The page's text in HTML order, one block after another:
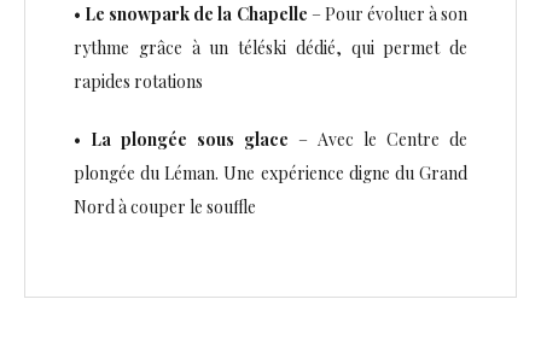
• Le snowpark de la Chapelle – Pour évoluer à son
rythme grâce à un téléski dédié, qui permet de
rapides rotations
• La plongée sous glace – Avec le Centre de
plongée du Léman. Une expérience digne du Grand
Nord à couper le souffle